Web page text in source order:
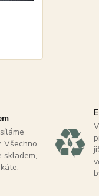
Všechno
skladem,